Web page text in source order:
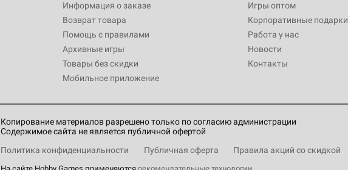
Информация о заказе
Возврат товара
Помощь с правилами
Архивные игры
Товары без скидки
Мобильное приложение
Игры оптом
Корпоративные подарки
Работа у нас
Новости
Контакты
Копирование материалов разрешено только по согласию администрации
Содержимое сайта не является публичной офертой
Политика конфиденциальности
Публичная оферта Правила акций со скидкой